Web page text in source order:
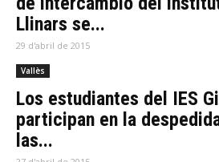
Llinars se...
29 d'abril de 2015
Vallès
Los estudiantes del IES
participan en la
las...